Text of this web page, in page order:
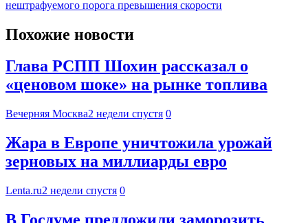
нештрафуемого порога превышения скорости
Похожие новости
Глава РСПП Шохин рассказал о
«ценовом шоке» на рынке топлива
Вечерняя Москва2 недели спустя 0
Жара в Европе уничтожила урожай
зерновых на миллиарды евро
Lenta.ru2 недели спустя 0